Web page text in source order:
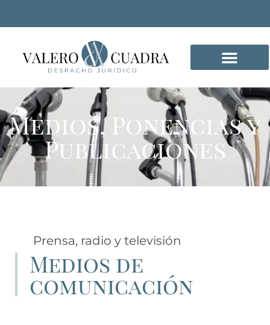
Medios, Ponencias y
Publicaciones
Prensa, radio y televisión
Medios de
comunicación